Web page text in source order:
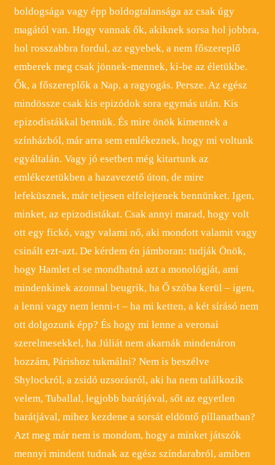
boldogsága vagy épp boldogtalansága az csak úgy
magától van. Hogy vannak ők, akiknek sorsa hol jobbra,
hol rosszabbra fordul, az egyebek, a nem főszereplő
emberek meg csak jönnek-mennek, ki-be az életükbe.
Ők, a főszereplők a Nap, a ragyogás. Persze. Az egész
mindössze csak kis epizódok sora egymás után. Kis
epizodistákkal bennük. És mire önök kimennek a
színházból, már arra sem emlékeznek, hogy mi voltunk
egyáltalán. Vagy jó esetben még kitartunk az
emlékezetükben a hazavezető úton, de mire
lefeküsznek, már teljesen elfelejtenek bennünket. Igen,
minket, az epizodistákat. Csak annyi marad, hogy volt
ott egy fickó, vagy valami nő, aki mondott valamit vagy
csinált ezt-azt. De kérdem én jámboran: tudják Önök,
hogy Hamlet el se mondhatná azt a monológját, ami
mindenkinek azonnal beugrik, ha Ő szóba kerül – igen,
a lenni vagy nem lenni-t – ha mi ketten, a két sírásó nem
ott dolgozunk épp? És hogy mi lenne a veronai
szerelmesekkel, ha Júliát nem akarnák mindenáron
hozzám, Párishoz tukmálni? Nem is beszélve
Shylockról, a zsidó uzsorásról, aki ha nem találkozik
velem, Tuballal, legjobb barátjával, sőt az egyetlen
barátjával, mihez kezdene a sorsát eldöntő pillanatban?
Azt meg már nem is mondom, hogy a minket játszók
mennyi mindent tudnak az egész színdarabról, amiben